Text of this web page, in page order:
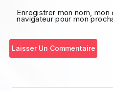
Enregistrer mon nom,
navigateur pour mon